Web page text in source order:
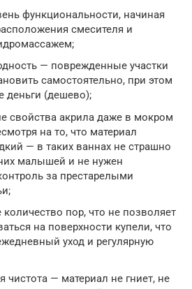
функциональности, начиная
смесителя и
— поврежденные участки
самостоятельно, при этом
деньги (дешево);
свойства акрила даже в мокром
на то, что материал
— в таких ваннах не страшно
малышей и не нужен
за престарелыми
пор, что не позволяет
на поверхности купели, что
уход и регулярную
чистота — материал не гниет, не